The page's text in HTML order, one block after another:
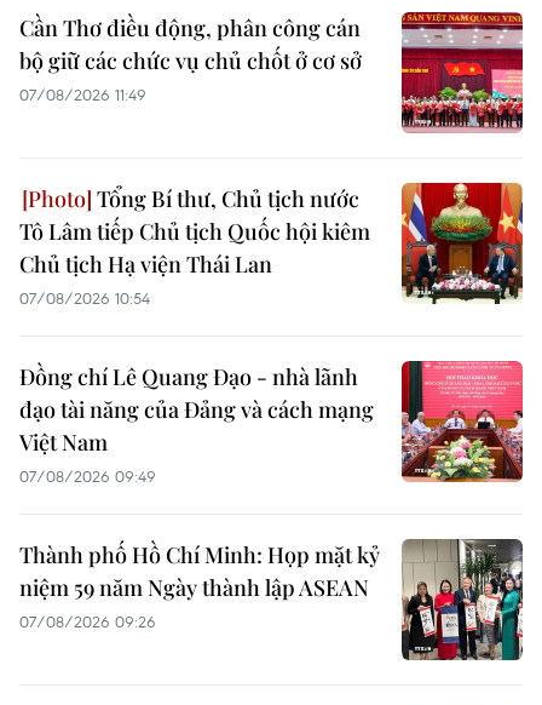
Cần Thơ điều động, phân công cán
bộ giữ các chức vụ chủ chốt ở cơ sở
07/08/2026 11:49
Tổng Bí thư, Chủ tịch nước
Tô Lâm tiếp Chủ tịch Quốc hội kiêm
Chủ tịch Hạ viện Thái Lan
07/08/2026 10:54
Đồng chí Lê Quang Đạo - nhà lãnh
đạo tài năng của Đảng và cách mạng
Việt Nam
07/08/2026 09:49
Thành phố Hồ Chí Minh: Họp mặt kỷ
niệm 59 năm Ngày thành lập ASEAN
07/08/2026 09:26